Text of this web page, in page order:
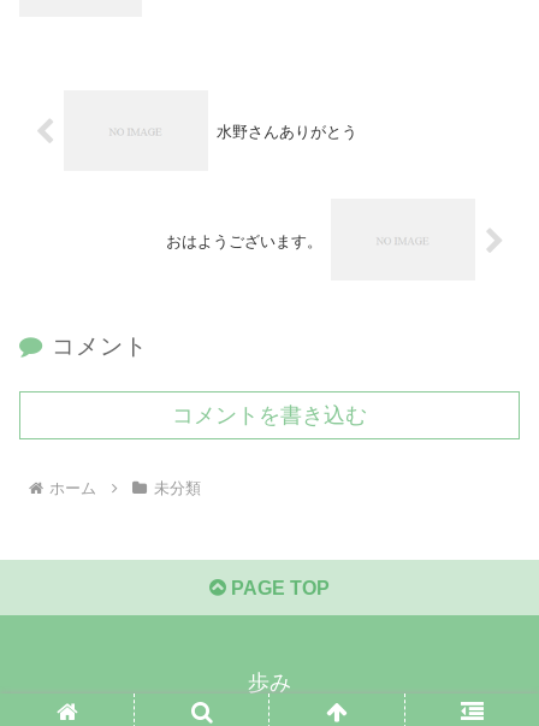
水野さんありがとう
おはようございます。
コメント
コメントを書き込む
ホーム 未分類
PAGE TOP
歩み
© 2021 歩み.